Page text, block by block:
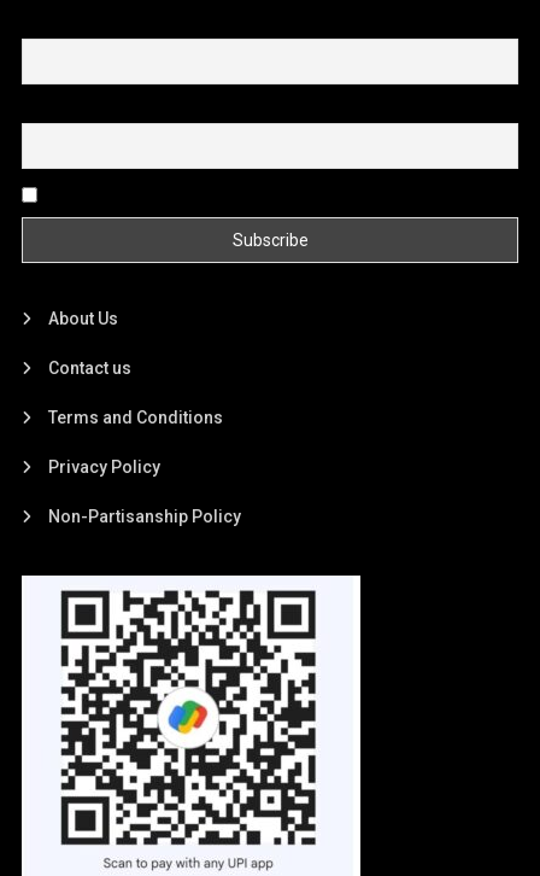
About Us
Contact us
Terms and Conditions
Privacy Policy
Non-Partisanship Policy